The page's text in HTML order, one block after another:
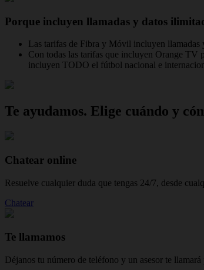
Porque incluyen llamadas y datos
Las tarifas de Fibra y Móvil incluyen llamadas
Con todas las tarifas que incluyen Orange
incluyen TODO el fútbol nacional e
Te ayudamos. Elige cuándo y
Chatear online
Resuelve cualquier duda que tengas 24/7, desde
Chatear
Te llamamos
Déjanos tu número de teléfono y un asesor te